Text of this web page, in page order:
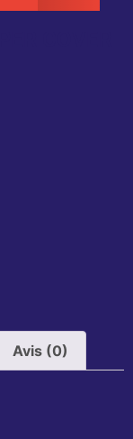
Avis (0)